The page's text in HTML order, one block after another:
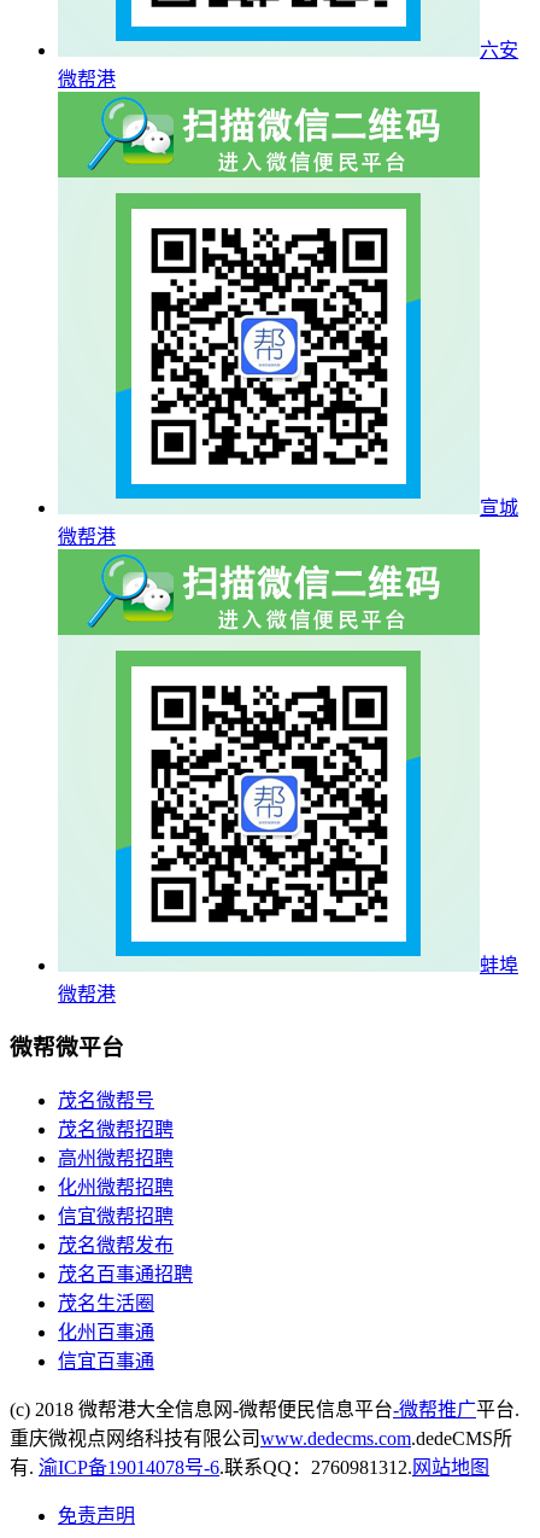
六安
微帮港
宣城
微帮港
蚌埠
微帮港
微帮微平台
茂名微帮号
茂名微帮招聘
高州微帮招聘
化州微帮招聘
信宜微帮招聘
茂名微帮发布
茂名百事通招聘
茂名生活圈
化州百事通
信宜百事通
(c) 2018 微帮港大全信息网-微帮便民信息平台-微帮推广平台.
重庆微视点网络科技有限公司www.dedecms.com.dedeCMS所
有. 渝ICP备19014078号-6.联系QQ：2760981312. 网站地图
免责声明